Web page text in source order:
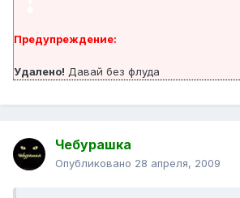
Предупреждение:
Удалено! Давай без флуда
Чебурашка
Опубликовано 28 апреля, 2009